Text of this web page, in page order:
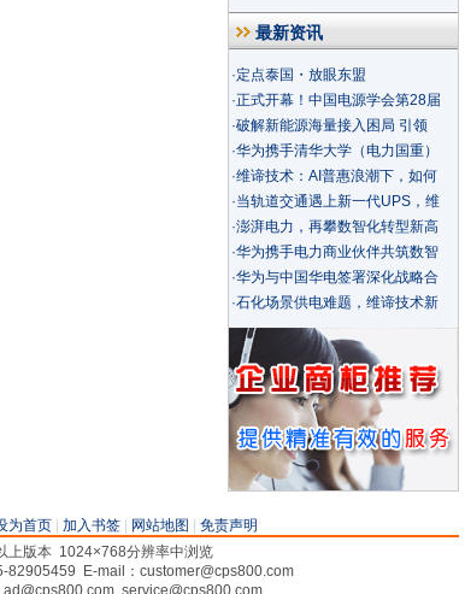
最新资讯
·定点泰国・放眼东盟
·正式开幕！中国电源学会第28届
·破解新能源海量接入困局 引领
·华为携手清华大学（电力国重）
·维谛技术：AI普惠浪潮下，如何
·当轨道交通遇上新一代UPS，维
·澎湃电力，再攀数智化转型新高
·华为携手电力商业伙伴共筑数智
·华为与中国华电签署深化战略合
·石化场景供电难题，维谛技术新
为首页 加入书签 网站地图
免责声明
上版本 1024×768分辨率中浏览
82905459 E-mail：customer@cps800.com
service@cps800.com